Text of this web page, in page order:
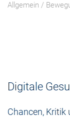
Allgemein /
Digitale
Chancen, Kritik